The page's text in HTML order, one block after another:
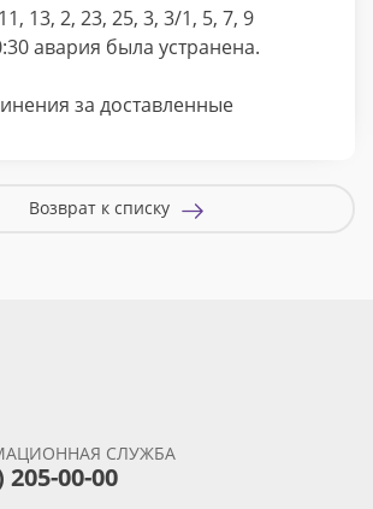
13, 2, 23, 25, 3, 3/1, 5, 7, 9
авария была устранена.
за доставленные
Возврат к списку
СЛУЖБА
205-00-00